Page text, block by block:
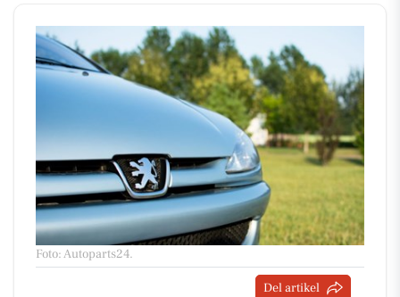
Foto: Autoparts24.
Del artikel